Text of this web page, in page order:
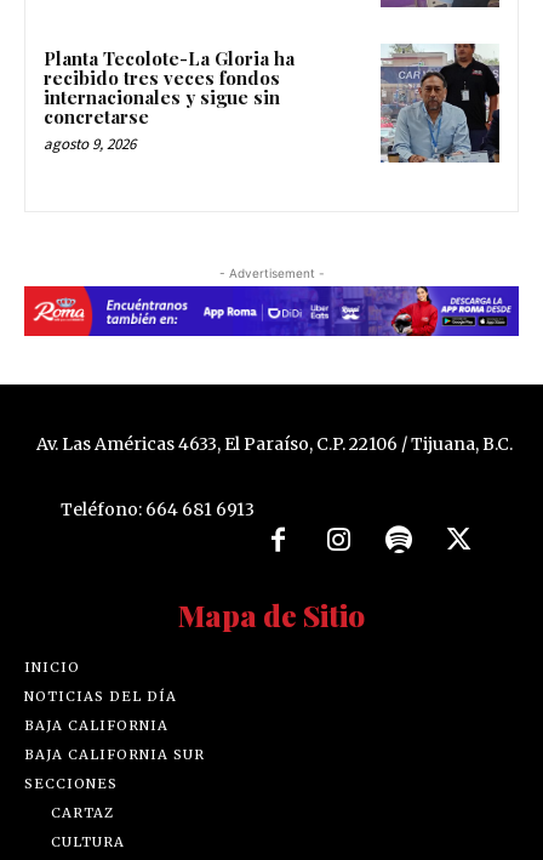
Planta Tecolote-La Gloria ha
recibido tres veces fondos
internacionales y sigue sin
concretarse
agosto 9, 2026
- Advertisement -
Av. Las Américas 4633, El Paraíso, C.P. 22106 / Tijuana, B.C.
Teléfono: 664 681 6913
Mapa de Sitio
INICIO
NOTICIAS DEL DÍA
BAJA CALIFORNIA
BAJA CALIFORNIA SUR
SECCIONES
CARTAZ
CULTURA